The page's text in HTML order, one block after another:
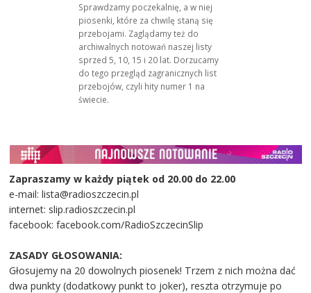
Sprawdzamy poczekalnię, a w niej
piosenki, które za chwilę staną się
przebojami. Zaglądamy też do
archiwalnych notowań naszej listy
sprzed 5, 10, 15 i 20 lat. Dorzucamy
do tego przegląd zagranicznych list
przebojów, czyli hity numer 1 na
świecie.
Zapraszamy w każdy piątek od 20.00 do 22.00
e-mail: lista@radioszczecin.pl
internet: slip.radioszczecin.pl
facebook: facebook.com/RadioSzczecinSlip
ZASADY GŁOSOWANIA:
Głosujemy na 20 dowolnych piosenek! Trzem z nich można dać
dwa punkty (dodatkowy punkt to joker), reszta otrzymuje po